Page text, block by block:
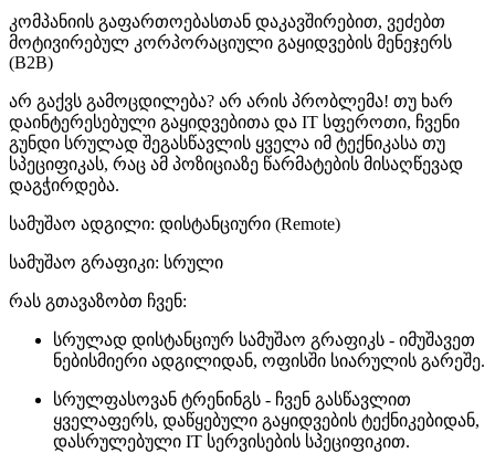
კომპანიის გაფართოებასთან დაკავშირებით, ვეძებთ
მოტივირებულ კორპორაციული გაყიდვების მენეჯერს
(B2B)
არ გაქვს გამოცდილება? არ არის პრობლემა! თუ ხარ
დაინტერესებული გაყიდვებითა და IT სფეროთი, ჩვენი
გუნდი სრულად შეგასწავლის ყველა იმ ტექნიკასა თუ
სპეციფიკას, რაც ამ პოზიციაზე წარმატების მისაღწევად
დაგჭირდება.
სამუშაო ადგილი: დისტანციური (Remote)
სამუშაო გრაფიკი: სრული
რას გთავაზობთ ჩვენ:
სრულად დისტანციურ სამუშაო გრაფიკს - იმუშავეთ
ნებისმიერი ადგილიდან, ოფისში სიარულის გარეშე.
სრულფასოვან ტრენინგს - ჩვენ გასწავლით
ყველაფერს, დაწყებული გაყიდვების ტექნიკებიდან,
დასრულებული IT სერვისების სპეციფიკით.